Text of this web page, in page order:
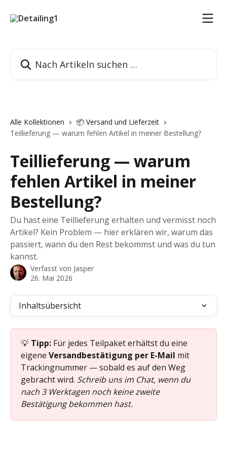
Alle Kollektionen
📦 Versand und Lieferzeit
Teillieferung — warum fehlen Artikel in meiner Bestellung?
Teillieferung — warum
fehlen Artikel in meiner
Bestellung?
Du hast eine Teillieferung erhalten und vermisst noch
Artikel? Kein Problem — hier erklären wir, warum das
passiert, wann du den Rest bekommst und was du tun
kannst.
Verfasst von Jasper
26. Mai 2026
Inhaltsübersicht
💡 Tipp: Für jedes Teilpaket erhältst du eine
eigene Versandbestätigung per E-Mail mit
Trackingnummer — sobald es auf den Weg
gebracht wird. Schreib uns im Chat, wenn du
nach 3 Werktagen noch keine zweite
Bestätigung bekommen hast.